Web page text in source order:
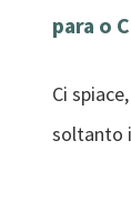
para o
Ci
soltanto